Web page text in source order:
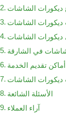
ديكورات الشاشات
الشاشات
ديكورات الشاشات
في الشارقة
أماكن تقديم الخدمة
ديكورات الشاشات
الأسئلة الشائعة
آراء العملاء